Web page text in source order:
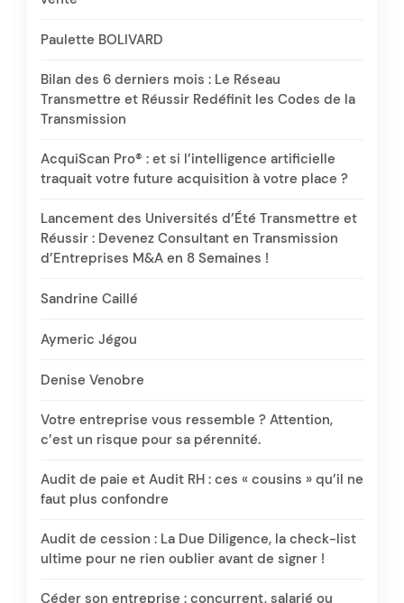
Paulette BOLIVARD
Bilan des 6 derniers mois : Le Réseau
Transmettre et Réussir Redéfinit les Codes de la
Transmission
AcquiScan Pro® : et si l’intelligence artificielle
traquait votre future acquisition à votre place ?
Lancement des Universités d’Été Transmettre et
Réussir : Devenez Consultant en Transmission
d’Entreprises M&A en 8 Semaines !
Sandrine Caillé
Aymeric Jégou
Denise Venobre
Votre entreprise vous ressemble ? Attention,
c’est un risque pour sa pérennité.
Audit de paie et Audit RH : ces « cousins » qu’il ne
faut plus confondre
Audit de cession : La Due Diligence, la check-list
ultime pour ne rien oublier avant de signer !
Céder son entreprise : concurrent, salarié ou